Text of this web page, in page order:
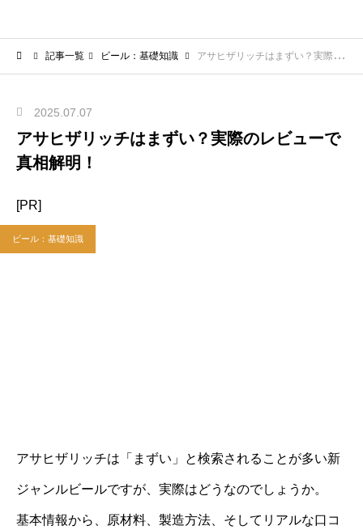
記事一覧 ビール：基礎知識 アサヒザリッチはまずい？実際のレビューで真相解明！
2025.07.07
アサヒザリッチはまずい？実際のレビューで
真相解明！
[PR]
ビール：基礎知識
アサヒザリッチは「まずい」と検索されることが多い新
ジャンルビールですが、実際はどうなのでしょうか。
基本情報から、原材料、製造方法、そしてリアルな口コ